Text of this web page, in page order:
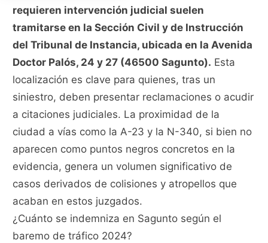
requieren intervención judicial suelen
tramitarse en la Sección Civil y de Instrucción
del Tribunal de Instancia, ubicada en la Avenida
Doctor Palós, 24 y 27 (46500 Sagunto). Esta
localización es clave para quienes, tras un
siniestro, deben presentar reclamaciones o acudir
a citaciones judiciales. La proximidad de la
ciudad a vías como la A-23 y la N-340, si bien no
aparecen como puntos negros concretos en la
evidencia, genera un volumen significativo de
casos derivados de colisiones y atropellos que
acaban en estos juzgados.
¿Cuánto se indemniza en Sagunto según el
baremo de tráfico 2024?